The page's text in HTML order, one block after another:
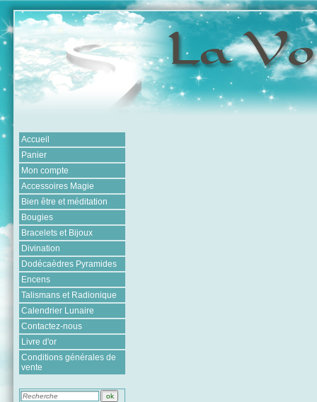
Accueil
Panier
Mon compte
Accessoires Magie
Bien être et méditation
Bougies
Bracelets et Bijoux
Divination
Dodécaèdres Pyramides
Encens
Talismans et Radionique
Calendrier Lunaire
Contactez-nous
Livre d'or
Conditions générales de
vente